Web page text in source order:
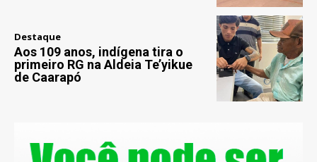
Destaque
Aos 109 anos, indígena tira o
primeiro RG na Aldeia Te’yikue
de Caarapó